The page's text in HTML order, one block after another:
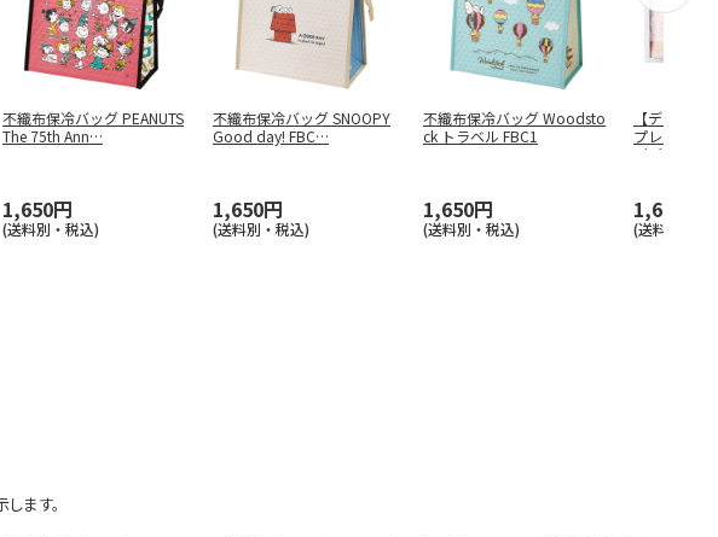
不織布保冷バッグ PEANUTS
The 75th Ann…
1,650円
(送料別・税込)
不織布保冷バッグ SNOOPY
Good day! FBC…
1,650円
(送料別・税込)
不織布保冷バッグ Woodsto
ck トラベル FBC1
1,650円
(送料別・税込)
【ディズニ
プレミアム
（ピンク）
1,650円
(送料別・税
ます。